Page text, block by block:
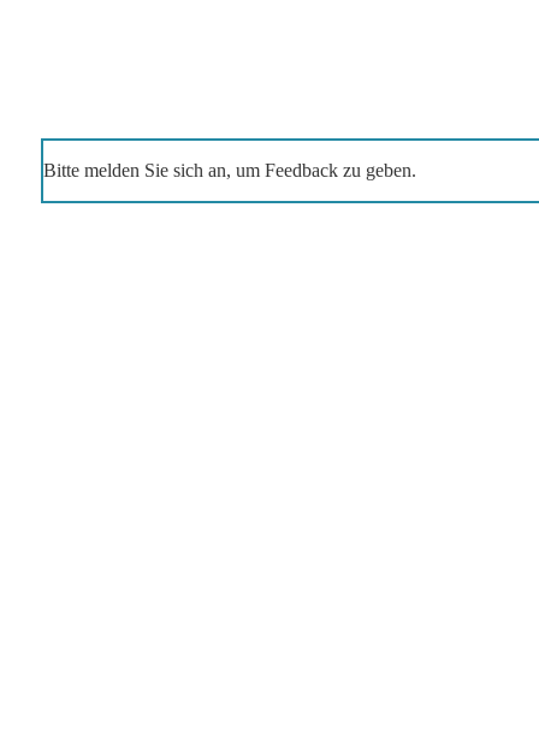
Bitte melden Sie sich an, um Feedback zu geben.